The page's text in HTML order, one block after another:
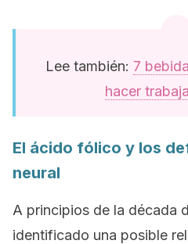
Lee también: 7
hacer
El ácido fólico y los
neural
A principios de la década
identificado una posible